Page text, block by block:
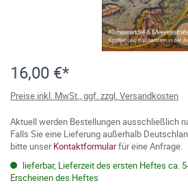
16,00 €*
Preise inkl. MwSt., ggf. zzgl. Versandkosten
Aktuell werden Bestellungen ausschließlich
Falls Sie eine Lieferung außerhalb
bitte unserKontaktformularfür eine Anfrage.
lieferbar, Lieferzeit des ersten Heftes ca.
Erscheinen des Heftes